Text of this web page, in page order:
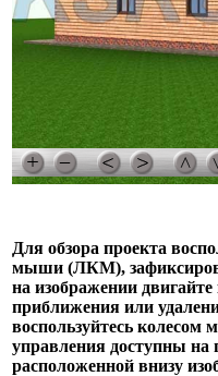
Для обзора проекта
мыши (ЛКМ),
на изображении
приближения или
воспользуйтесь
управления доступны на
расположенной внизу